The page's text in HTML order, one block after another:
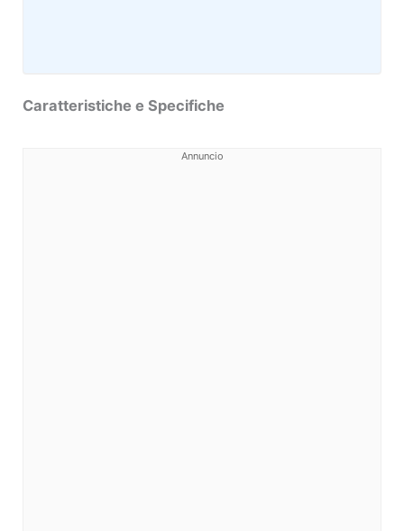
Caratteristiche e Specifiche
Annuncio